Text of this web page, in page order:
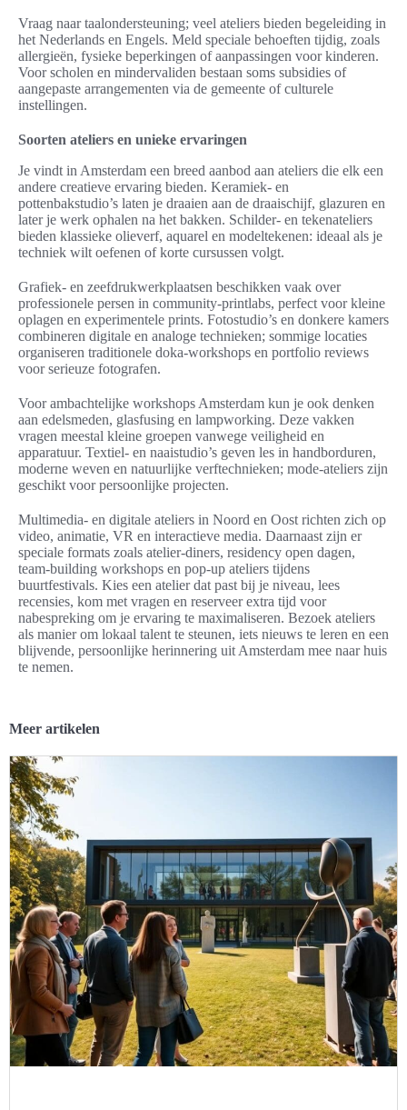
Vraag naar taalondersteuning; veel ateliers bieden begeleiding in
het Nederlands en Engels. Meld speciale behoeften tijdig, zoals
allergieën, fysieke beperkingen of aanpassingen voor kinderen.
Voor scholen en mindervaliden bestaan soms subsidies of
aangepaste arrangementen via de gemeente of culturele
instellingen.
Soorten ateliers en unieke ervaringen
Je vindt in Amsterdam een breed aanbod aan ateliers die elk een
andere creatieve ervaring bieden. Keramiek- en
pottenbakstudio’s laten je draaien aan de draaischijf, glazuren en
later je werk ophalen na het bakken. Schilder- en tekenateliers
bieden klassieke olieverf, aquarel en modeltekenen: ideaal als je
techniek wilt oefenen of korte cursussen volgt.
Grafiek- en zeefdrukwerkplaatsen beschikken vaak over
professionele persen in community-printlabs, perfect voor kleine
oplagen en experimentele prints. Fotostudio’s en donkere kamers
combineren digitale en analoge technieken; sommige locaties
organiseren traditionele doka-workshops en portfolio reviews
voor serieuze fotografen.
Voor ambachtelijke workshops Amsterdam kun je ook denken
aan edelsmeden, glasfusing en lampworking. Deze vakken
vragen meestal kleine groepen vanwege veiligheid en
apparatuur. Textiel- en naaistudio’s geven les in handborduren,
moderne weven en natuurlijke verftechnieken; mode-ateliers zijn
geschikt voor persoonlijke projecten.
Multimedia- en digitale ateliers in Noord en Oost richten zich op
video, animatie, VR en interactieve media. Daarnaast zijn er
speciale formats zoals atelier-diners, residency open dagen,
team-building workshops en pop-up ateliers tijdens
buurtfestivals. Kies een atelier dat past bij je niveau, lees
recensies, kom met vragen en reserveer extra tijd voor
nabespreking om je ervaring te maximaliseren. Bezoek ateliers
als manier om lokaal talent te steunen, iets nieuws te leren en een
blijvende, persoonlijke herinnering uit Amsterdam mee naar huis
te nemen.
Meer artikelen